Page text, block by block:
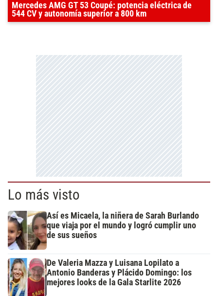
Mercedes AMG GT 53 Coupé: potencia eléctrica de
544 CV y autonomía superior a 800 km
Lo más visto
Así es Micaela, la niñera de Sarah Burlando
que viaja por el mundo y logró cumplir uno
de sus sueños
De Valeria Mazza y Luisana Lopilato a
Antonio Banderas y Plácido Domingo: los
mejores looks de la Gala Starlite 2026